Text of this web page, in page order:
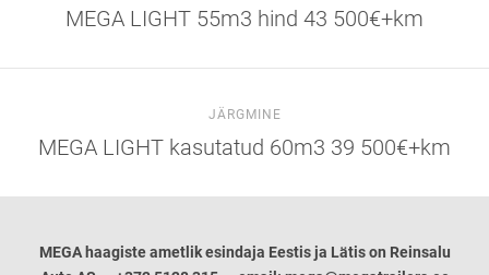
MEGA LIGHT 55m3 hind 43 500€+km
JÄRGMINE
MEGA LIGHT kasutatud 60m3 39 500€+km
MEGA haagiste ametlik esindaja Eestis ja Lätis on Reinsalu